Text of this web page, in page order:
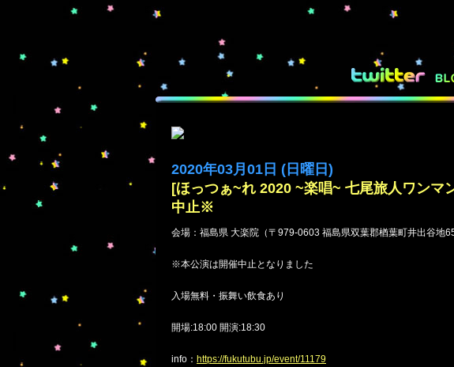
2020年03月01日 (日曜日)
[ほっつぁ~れ 2020 ~楽唱~ 七尾旅人ワン
中止※
会場：福島県 大楽院（〒979-0603 福島県双葉郡楢葉町井出谷地65
※本公演は開催中止となりました
入場無料・振舞い飲食あり
開場:18:00 開演:18:30
info： https://fukutubu.jp/event/11179